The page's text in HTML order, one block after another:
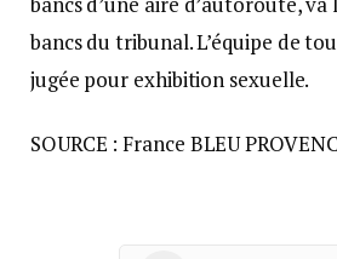
bancs du tribunal. L’équipe de
jugée pour exhibition sexuelle.
SOURCE : France BLEU